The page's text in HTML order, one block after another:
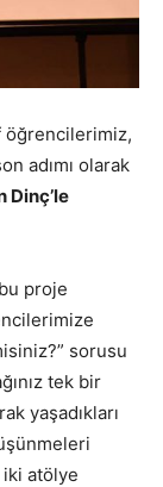
öğrencilerimiz,
adımı olarak
Dinç’le
proje
sorusu
tek bir
yaşadıkları
atölye